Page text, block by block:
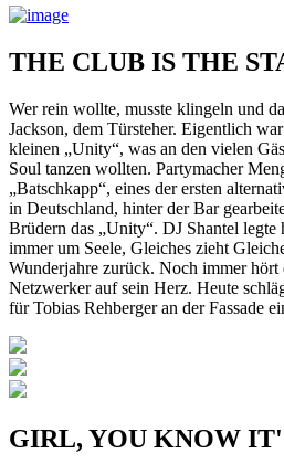
THE CLUB IS THE
Wer rein wollte, musste klingeln und
Jackson, dem Türsteher. Eigentlich
kleinen „Unity“, was an den vielen
Soul tanzen wollten. Partymacher
„Batschkapp“, eines der ersten
in Deutschland, hinter der Bar
Brüdern das „Unity“. DJ Shantel
immer um Seele, Gleiches zieht
Wunderjahre zurück. Noch immer hört
Netzwerker auf sein Herz. Heute
für Tobias Rehberger an der Fassade
GIRL, YOU KNOW